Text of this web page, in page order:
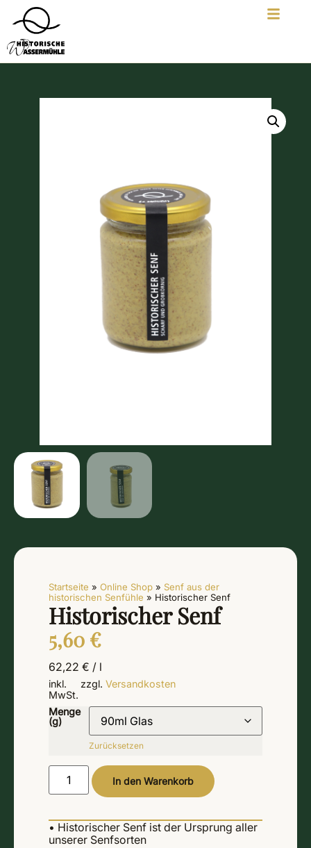
Startseite » Online Shop » Senf aus der
historischen Senfühle » Historischer Senf
Historischer Senf
5,60 €
62,22 € / l
inkl.
MwSt.
zzgl.Versandkosten
Menge
(g)
Zurücksetzen
In den Warenkorb
• Historischer Senf ist der Ursprung aller
unserer Senfsorten